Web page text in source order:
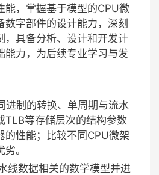
能，掌握基于模型的CPU微
数字部件的设计能力，深刻
，具备分析、设计和开发计
能力，为后续专业学习与发
制的转换、单周期与流水
TLB等存储层次的结构参数
的性能；比较不同CPU微架
。
数据相关的数学模型并进